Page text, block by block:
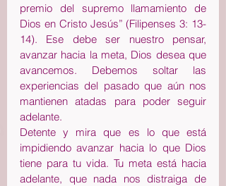
premio del supremo llamamiento de
Dios en Cristo Jesús” (Filipenses 3: 13-
14). Ese debe ser nuestro pensar,
avanzar hacia la meta, Dios desea que
avancemos. Debemos soltar las
experiencias del pasado que aún nos
mantienen atadas para poder seguir
adelante.
Detente y mira que es lo que está
impidiendo avanzar hacia lo que Dios
tiene para tu vida. Tu meta está hacia
adelante, que nada nos distraiga de